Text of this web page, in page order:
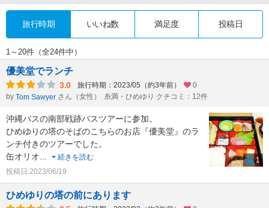
旅行時期 いいね数 満足度 投稿日
1～20件（全24件中）
優美堂でランチ
3.0 旅行時期：2023/05（約3年前）
0
by Tom Sawyer さん（女性） 糸満・ひめゆり クチコミ：12件
沖縄バスの南部戦跡バスツアーに参加。
ひめゆりの塔のそばのこちらのお店『優美堂』のラ
ンチ付きのツアーでした。
缶オリオ...
続きを読む
投稿日:2023/06/19
1
ひめゆりの塔の前にあります